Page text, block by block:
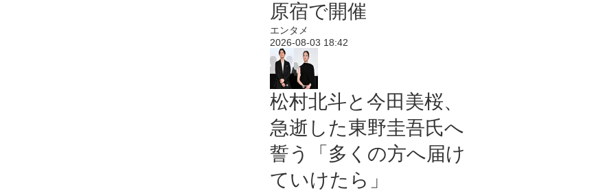
原宿で開催
エンタメ
2026-08-03 18:42
松村北斗と今田美桜、
急逝した東野圭吾氏へ
誓う「多くの方へ届け
ていけたら」